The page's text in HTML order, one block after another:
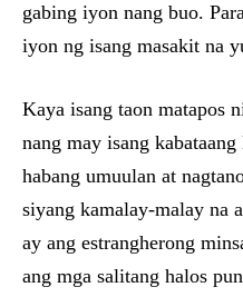
gabing iyon nang buo.
iyon ng isang masakit na
Kaya isang taon matapos
nang may isang
habang umuulan at
siyang kamalay-malay na
ay ang estrangherong
ang mga salitang halos